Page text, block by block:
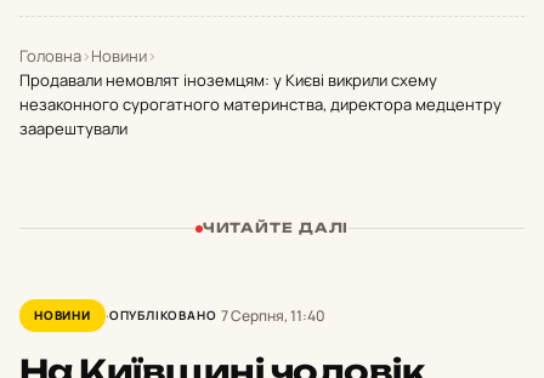
Головна›Новини›
Продавали немовлят іноземцям: у Києві викрили схему
незаконного сурогатного материнства, директора медцентру
заарештували
ЧИТАЙТЕ ДАЛІ
НОВИНИ ОПУБЛІКОВАНО 7 Серпня, 11:40